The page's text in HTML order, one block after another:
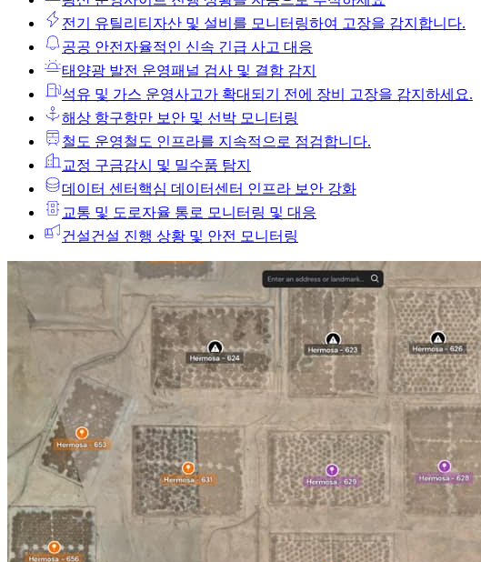
전기 유틸리티 자산 및 설비를 모니터링하여 고장을 감지합니다.
공공 안전 자율적인 신속 긴급 사고 대응
태양광 발전 운영패널 검사 및 결함 감지
석유 및 가스 운영사고가 확대되기 전에 장비 고장을 감지하세요.
해상 항구항만 보안 및 선박 모니터링
철도 운영철도 인프라를 지속적으로 점검합니다.
교정 구금감시 및 밀수품 탐지
데이터 센터 핵심 데이터센터 인프라 보안 강화
교통 및 도로자율 통로 모니터링 및 대응
건설건설 진행 상황 및 안전 모니터링